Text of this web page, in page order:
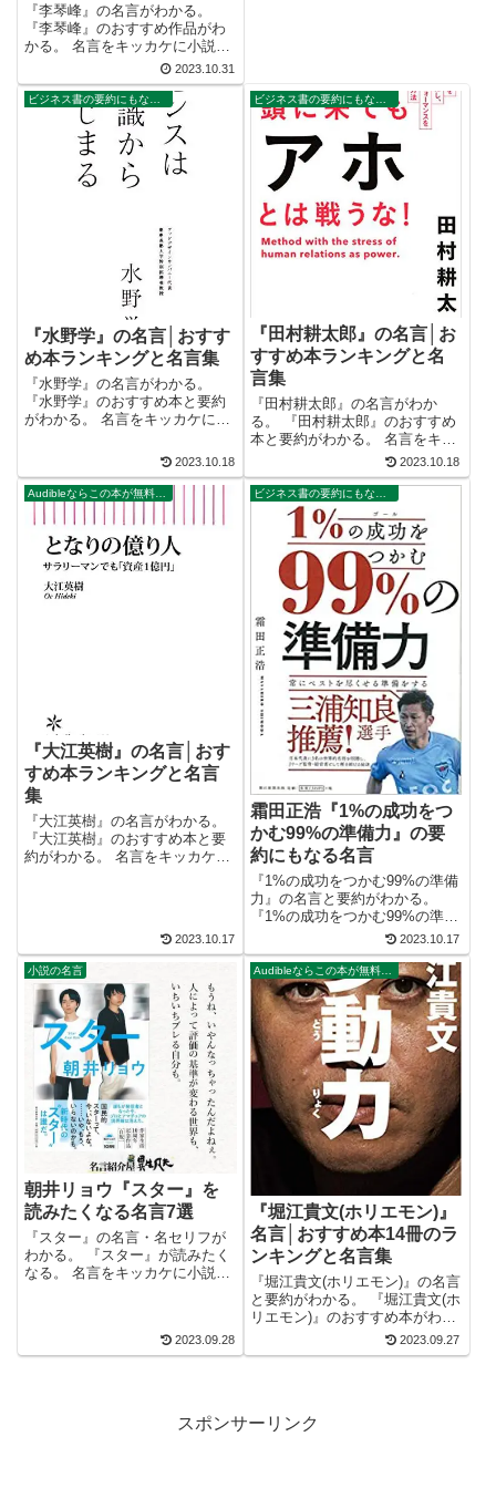
『李琴峰』の名言がわかる。
『李琴峰』のおすすめ作品がわ
かる。 名言をキッカケに小説が
読みたくなる。 2万以上の名言
を集め、読みたい本が見つかる
名言集ブログでお馴染みの、名
言紹介屋の凡夫です。 この記事
は、『李琴峰』のおすすめ作品
と名言を紹...
2023.10.31
ビジネス書の要約にもなる名言集
『水野学』の名言│おすす
め本ランキングと名言集
『水野学』の名言がわかる。
『水野学』のおすすめ本と要約
がわかる。 名言をキッカケにビ
以上の名言を集め、読みたい本
が見つかる名言集ブログでお馴
染みの、名言紹介屋の凡夫で
おすすめ本を...
2023.10.18
ビジネス書の要約にもなる名言集
『田村耕太郎』の名言│お
すすめ本ランキングと名
言集
『田村耕太郎』の名言がわか
る。 『田村耕太郎』のおすすめ
本と要約がわかる。 名言をキッ
カケにビジネス書が読みたくな
る。 2万以上の名言を集め、読
みたい本が見つかる名言集ブロ
グでお馴染みの、名言紹介屋の
凡夫です。 この記事は、『田村
耕太郎』の...
2023.10.18
『大江英樹』の名言│おす
すめ本ランキングと名言
集
『大江英樹』の名言がわかる。
『大江英樹』のおすすめ本と要
約がわかる。 名言をキッカケに
す。 この記事は、『大江英樹』
のおすす...
2023.10.17
霜田正浩『1%の成功をつ
かむ99%の準備力』の要
約にもなる名言
『1%の成功をつかむ99%の準備
力』の名言と要約がわかる。
『1%の成功をつかむ99%の準備
力』が読むべきかわかる。 名言
をキッカケにビジネス書が読み
たくなる。 2万以上の名言を集
め、読みたい本が見つかる名言
集ブログでお馴染みの、名言紹
介屋...
2023.10.17
小説の名言
朝井リョウ『スター』を
読みたくなる名言7選
『スター』の名言・名セリフが
わかる。 『スター』が読みたく
なる。 名言をキッカケに小説が
言紹介屋の凡夫です。 この記事
は、朝井リョウの小説、 『スタ
2023.09.28
『堀江貴文(ホリエモン)』
名言│おすすめ本14冊のラ
ンキングと名言集
『堀江貴文(ホリエモン)』の名言
と要約がわかる。 『堀江貴文(ホ
リエモン)』のおすすめ本がわか
る。 名言をキッカケにビジネス
書が読みたくなる。 2万以上の
の...
2023.09.27
スポンサーリンク